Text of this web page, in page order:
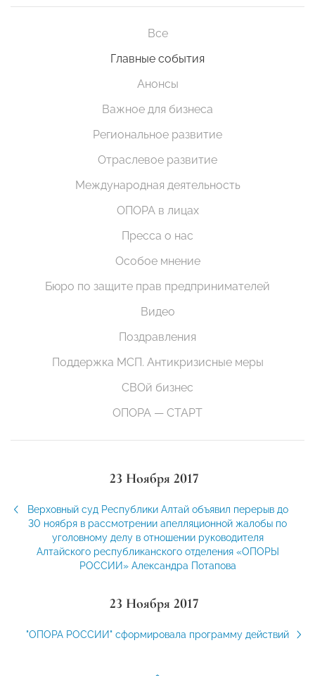
Все
Главные события
Анонсы
Важное для бизнеса
Региональное развитие
Отраслевое развитие
Международная деятельность
ОПОРА в лицах
Пресса о нас
Особое мнение
Бюро по защите прав предпринимателей
Видео
Поздравления
Поддержка МСП. Антикризисные меры
СВОй бизнес
ОПОРА — СТАРТ
23 Ноября 2017
Верховный суд Республики Алтай объявил перерыв до
30 ноября в рассмотрении апелляционной жалобы по
уголовному делу в отношении руководителя
Алтайского республиканского отделения «ОПОРЫ
РОССИИ» Александра Потапова
23 Ноября 2017
"ОПОРА РОССИИ" сформировала программу действий